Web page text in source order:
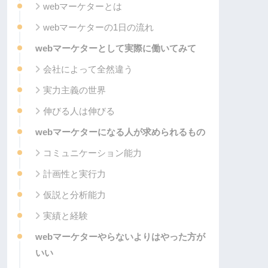
webマーケターとは
webマーケターの1日の流れ
webマーケターとして実際に働いてみて
会社によって全然違う
実力主義の世界
伸びる人は伸びる
webマーケターになる人が求められるもの
コミュニケーション能力
計画性と実行力
仮説と分析能力
実績と経験
webマーケターやらないよりはやった方が
いい